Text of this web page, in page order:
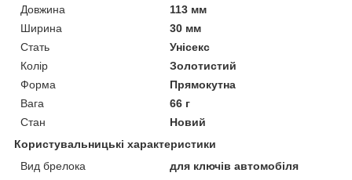
Довжина
113 мм
Ширина
30 мм
Стать
Унісекс
Колір
Золотистий
Форма
Прямокутна
Вага
66 г
Стан
Новий
Користувальницькі характеристики
Вид брелока
для ключів автомобіля